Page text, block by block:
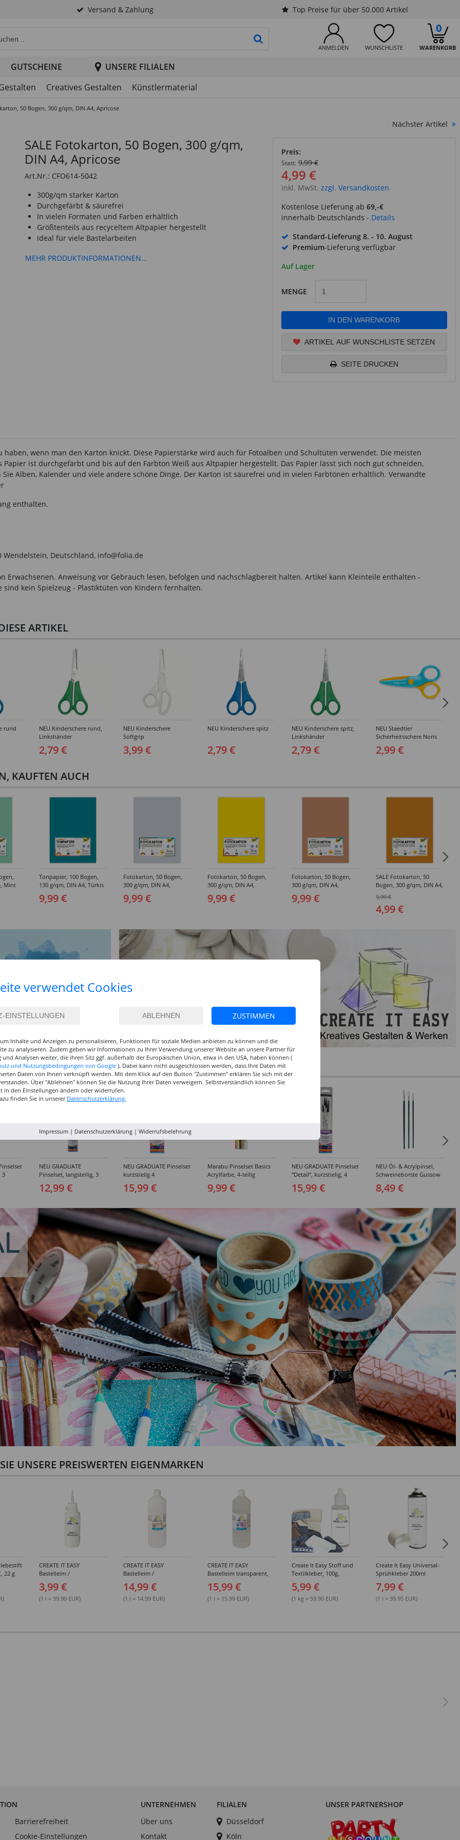
Versand & Zahlung Top Preise für über 50.000 Artikel
ANMELDEN WUNSCHLISTE WARENKORB
0
PRODUKTSUCHE STARTEN
GUTSCHEINE
UNSERE FILIALEN
Creatives Gestalten Künstlermaterial
50 Bogen, 300 g/qm, DIN A4, Apricose
Nächster Artikel
SALE Fotokarton, 50 Bogen, 300 g/qm,
DIN A4, Apricose
Art.Nr.: CFO614-5042
300g/qm starker Karton
Durchgefärbt & säurefrei
In vielen Formaten und Farben erhältlich
Größtenteils aus recyceltem Altpapier hergestellt
Ideal für viele Bastelarbeiten
MEHR PRODUKTINFORMATIONEN...
Preis:
Statt: 9,99 €
4,99 €
inkl. MwSt. zzgl. Versandkosten
Kostenlose Lieferung ab 69,-€
innerhalb Deutschlands - Details
Standard-Lieferung 8. - 10. August
Premium-Lieferung verfügbar
Auf Lager
MENGE
IN DEN WARENKORB
ARTIKEL AUF WUNSCHLISTE SETZEN
SEITE DRUCKEN
wenn man den Karton knickt. Diese Papierstärke wird auch für Fotoalben und Schultüten verwendet. Die meisten
ist durchgefärbt und bis auf den Farbton Weiß aus Altpapier hergestellt. Das Papier lässt sich noch gut schneiden,
Alben, Kalender und viele andere schöne Dinge. Der Karton ist säurefrei und in vielen Farbtönen erhältlich. Verwandte
enthalten.
Deutschland, info@folia.de
Anweisung vor Gebrauch lesen, befolgen und nachschlagbereit halten. Artikel kann Kleinteile enthalten -
kein Spielzeug - Plastiktüten von Kindern fernhalten.
ARTIKEL
rund
NEU Kinderschere rund,
Linkshänder
2,79 €
NEU Kinderschere
Softgrip
3,99 €
NEU Kinderschere spitz
2,79 €
NEU Kinderschere spitz,
Linkshänder
2,79 €
NEU Staedtler
Sicherheitsschere Noris
Junior
2,99 €
KAUFTEN AUCH
Mint
Tonpapier, 100 Bogen,
130 g/qm, DIN A4, Türkis
9,99 €
Fotokarton, 50 Bogen,
300 g/qm, DIN A4,
Hellgrau
9,99 €
Fotokarton, 50 Bogen,
300 g/qm, DIN A4,
Bananengelb
9,99 €
Fotokarton, 50 Bogen,
300 g/qm, DIN A4,
Hellbraun
9,99 €
SALE Fotokarton, 50
Bogen, 300 g/qm, DIN A4,
Terrakotta
9,99 €
4,99 €
3
NEU GRADUATE
Pinselset, langsteilig, 3
12,99 €
NEU GRADUATE Pinselset
kurzstielig 4
15,99 €
Marabu Pinselset Basics
Acrylfarbe, 4-teilig
9,99 €
NEU GRADUATE Pinselset
"Detail“, kurzstielig, 4
15,99 €
NEU Öl- & Acrylpinsel,
Schweineborste Gussow
8,49 €
UNSERE PREISWERTEN EIGENMARKEN
22 g
CREATE IT EASY
Bastelleim /
Buchbinderleim, 100 ml
3,99 €
(1 l = 39.90 EUR)
CREATE IT EASY
Bastelleim /
Buchbinderleim, 1000 ml
14,99 €
(1 l = 14.99 EUR)
CREATE IT EASY
Bastelleim transparent,
ohne Lösungsmittel,
1000 ml
15,99 €
(1 l = 15.99 EUR)
Create It Easy Stoff und
Textilkleber, 100g,
Kunststoffflasche mit
Maldüse
5,99 €
(1 kg = 59.90 EUR)
Create It Easy Universal-
Sprühkleber 200ml
(permanent)
7,99 €
(1 l = 39.95 EUR)
Barrierefreiheit
Cookie-Einstellungen
UNTERNEHMEN
Über uns
Kontakt
FILIALEN
Düsseldorf
Köln
UNSER PARTNERSHOP
verwendet Cookies
ZUSTIMMEN
Inhalte und Anzeigen zu personalisieren, Funktionen für soziale Medien anbieten zu können und die
zu analysieren. Zudem geben wir Informationen zu Ihrer Verwendung unserer Website an unsere Partner für
und Analysen weiter, die ihren Sitz ggf. außerhalb der Europäischen Union, etwa in den USA, haben können (
und Nutzungsbedingungen von Google ). Dabei kann nicht ausgeschlossen werden, dass Ihre Daten mit
Daten von Ihnen verknüpft werden. Mit dem Klick auf den Button "Zustimmen" erklären Sie sich mit der
Über "Ablehnen" können Sie die Nutzung Ihrer Daten verweigern. Selbstverständlich können Sie
in den Einstellungen ändern oder widerrufen.
finden Sie in unserer Datenschutzerklärung.
Impressum| Datenschutzerklärung| Widerrufsbelehrung